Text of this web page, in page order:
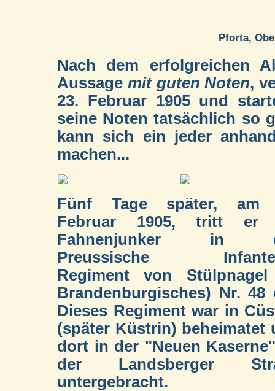
Pforta,
Nach dem erfolgreichen
Aussage mit guten Noten,
23. Februar 1905 und
seine Noten tatsächlich so
kann sich ein jeder
machen...
Fünf Tage später, am
Februar 1905, tritt er
Fahnenjunker in
Preussische
Regiment von
Brandenburgisches) Nr. 48
Dieses Regiment war in
(später Küstrin) beheimatet
dort in der "Neuen
der Landsberger
untergebracht.